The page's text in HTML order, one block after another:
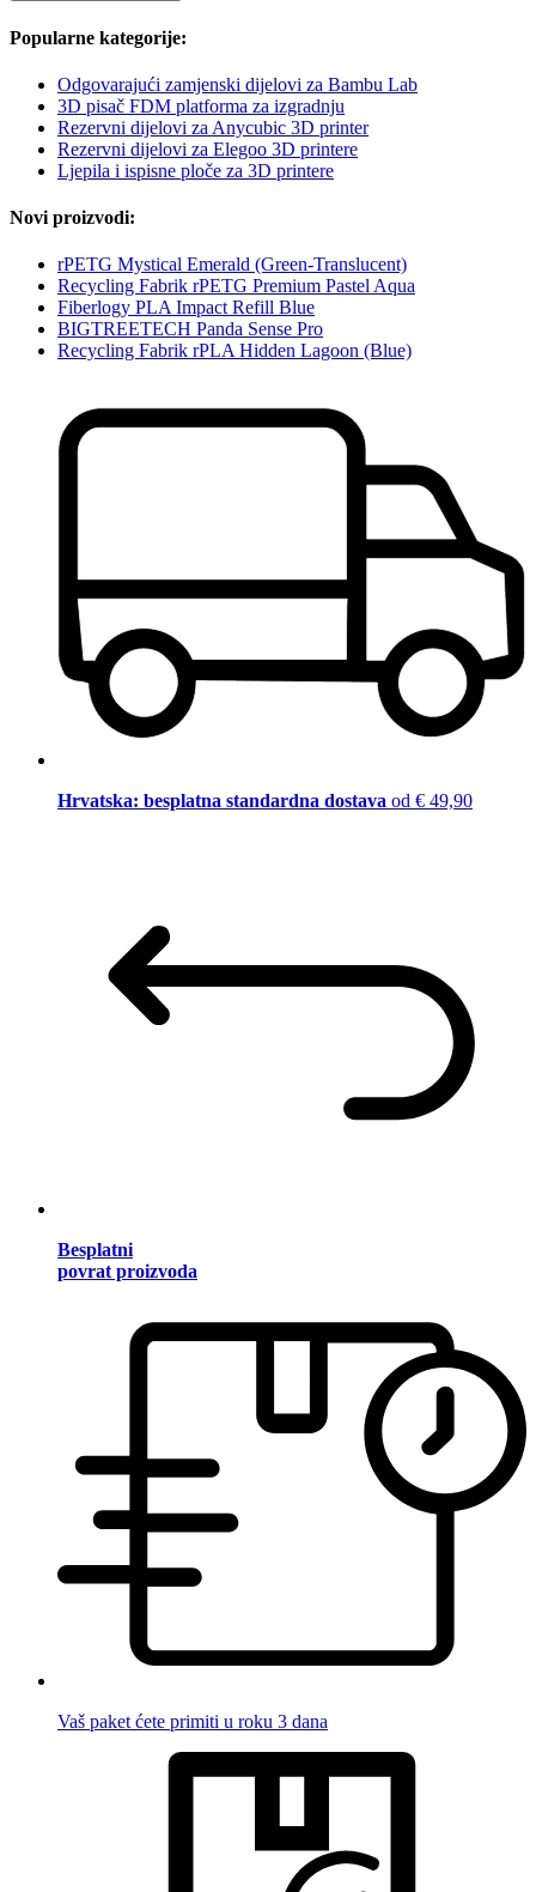
Popularne kategorije:
Odgovarajući zamjenski dijelovi za Bambu Lab
3D pisač FDM platforma za izgradnju
Rezervni dijelovi za Anycubic 3D printer
Rezervni dijelovi za Elegoo 3D printere
Ljepila i ispisne ploče za 3D printere
Novi proizvodi:
rPETG Mystical Emerald (Green-Translucent)
Recycling Fabrik rPETG Premium Pastel Aqua
Fiberlogy PLA Impact Refill Blue
BIGTREETECH Panda Sense Pro
Recycling Fabrik rPLA Hidden Lagoon (Blue)
Hrvatska: besplatna standardna dostava od € 49,90
Besplatni
povrat proizvoda
Vaš paket ćete primiti u roku 3 dana